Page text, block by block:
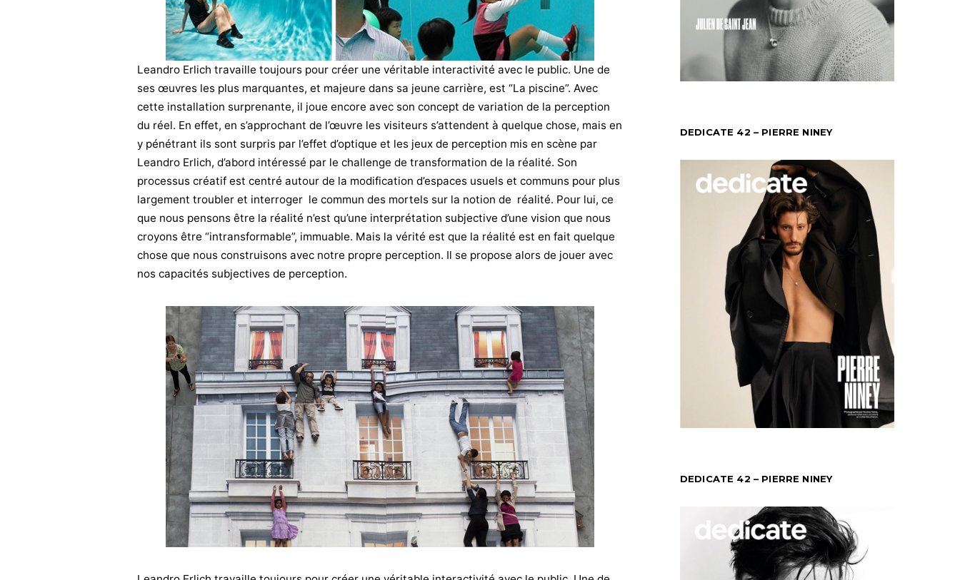
Leandro Erlich travaille toujours pour créer une véritable interactivité avec le public. Une de
ses œuvres les plus marquantes, et majeure dans sa jeune carrière, est “La piscine”. Avec
cette installation surprenante, il joue encore avec son concept de variation de la perception
du réel. En effet, en s’approchant de l’œuvre les visiteurs s’attendent à quelque chose, mais en
y pénétrant ils sont surpris par l’effet d’optique et les jeux de perception mis en scène par
Leandro Erlich, d’abord intéressé par le challenge de transformation de la réalité. Son
processus créatif est centré autour de la modification d’espaces usuels et communs pour plus
largement troubler et interroger le commun des mortels sur la notion de réalité. Pour lui, ce
que nous pensons être la réalité n’est qu’une interprétation subjective d’une vision que nous
croyons être “intransformable”, immuable. Mais la vérité est que la réalité est en fait quelque
chose que nous construisons avec notre propre perception. Il se propose alors de jouer avec
nos capacités subjectives de perception.
DEDICATE 42 – PIERRE NINEY
DEDICATE 42 – PIERRE NINEY